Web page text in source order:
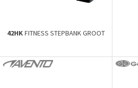
42HKFITNESS STEPBANK GROOT